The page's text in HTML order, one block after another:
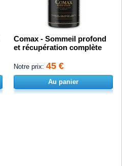
Comax - Sommeil profond
et récupération complète
Notre prix: 45 €
Au panier